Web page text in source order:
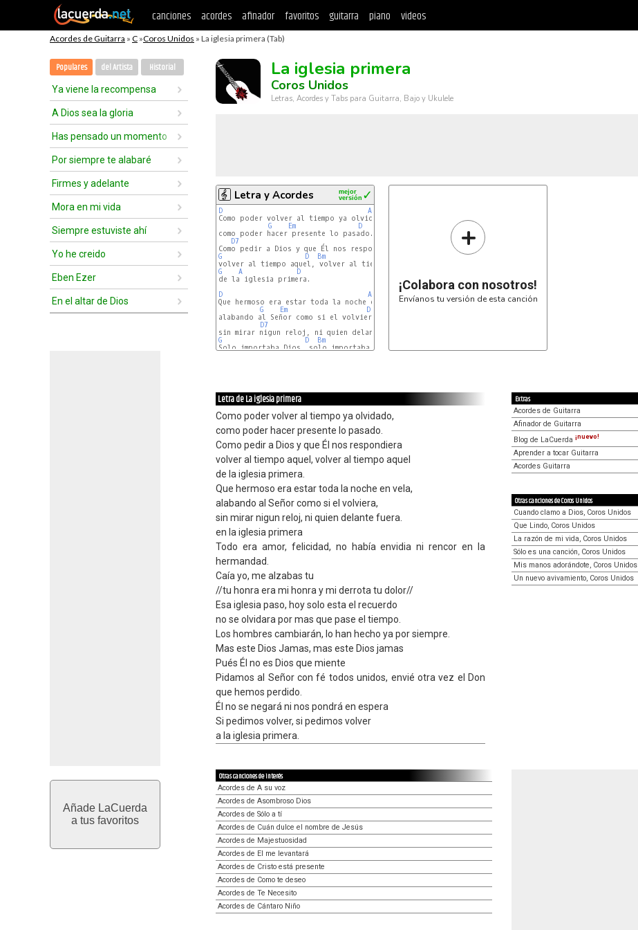
canciones acordes afinador favoritos guitarra piano videos
Acordes de Guitarra » C »Coros Unidos » La iglesia primera (Tab)
Populares del Artista Historial
Ya viene la recompensa
A Dios sea la gloria
Has pensado un momento
Por siempre te alabaré
Firmes y adelante
Mora en mi vida
Siempre estuviste ahí
Yo he creido
Eben Ezer
En el altar de Dios
Añade LaCuerda
a tus favoritos
La iglesia primera
Coros Unidos
Letras, Acordes y Tabs para Guitarra, Bajo y Ukulele
Letra y Acordes ✓
mejor
versión
D
A
Como poder volver al tiempo ya olvidado,
G
Em
D
como poder hacer presente lo pasado.
D7
G
D Bm
G
A
D
de la iglesia primera.
D
A
Que hermoso era estar toda la noche en vela,
G
Em
D
alabando al Señor como si el volviera,
D7
G
D Bm
+
¡Colabora con nosotros!
Envíanos tu versión de esta canción
Letra de La iglesia primera
Como poder volver al tiempo ya olvidado,
como poder hacer presente lo pasado.
Como pedir a Dios y que Él nos respondiera
volver al tiempo aquel, volver al tiempo aquel
de la iglesia primera.
Que hermoso era estar toda la noche en vela,
alabando al Señor como si el volviera,
sin mirar nigun reloj, ni quien delante fuera.
en la iglesia primera
Todo era amor, felicidad, no había envidia ni rencor en la
hermandad.
Caía yo, me alzabas tu
//tu honra era mi honra y mi derrota tu dolor//
Esa iglesia paso, hoy solo esta el recuerdo
no se olvidara por mas que pase el tiempo.
Los hombres cambiarán, lo han hecho ya por siempre.
Mas este Dios Jamas, mas este Dios jamas
Pués Él no es Dios que miente
Pidamos al Señor con fé todos unidos, envié otra vez el Don
que hemos perdido.
Él no se negará ni nos pondrá en espera
Si pedimos volver, si pedimos volver
a la iglesia primera.
Extras
Acordes de Guitarra
Afinador de Guitarra
Blog de LaCuerda ¡nuevo!
Aprender a tocar Guitarra
Acordes Guitarra
Otras canciones de Coros Unidos
Cuando clamo a Dios, Coros Unidos
Que Lindo, Coros Unidos
La razón de mi vida, Coros Unidos
Sólo es una canción, Coros Unidos
Mis manos adorándote, Coros Unidos
Un nuevo avivamiento, Coros Unidos
Otras canciones de interés
Acordes de A su voz
Acordes de Asombroso Dios
Acordes de Sólo a tí
Acordes de Cuán dulce el nombre de Jesús
Acordes de Majestuosidad
Acordes de El me levantará
Acordes de Cristo está presente
Acordes de Como te deseo
Acordes de Te Necesito
Acordes de Cántaro Niño